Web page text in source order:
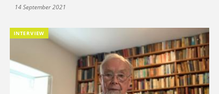
14 September 2021
INTERVIEW